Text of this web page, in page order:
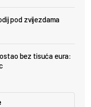
pod zvijezdama
bez tisuća eura: